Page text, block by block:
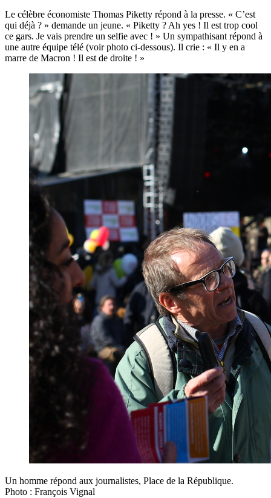
Le célèbre économiste Thomas Piketty répond à la presse. « C’est
qui déjà ? » demande un jeune. « Piketty ? Ah yes ! Il est trop cool
ce gars. Je vais prendre un selfie avec ! » Un sympathisant répond à
une autre équipe télé (voir photo ci-dessous). Il crie : « Il y en a
marre de Macron ! Il est de droite ! »
Un homme répond aux journalistes, Place de la République.
Photo : François Vignal